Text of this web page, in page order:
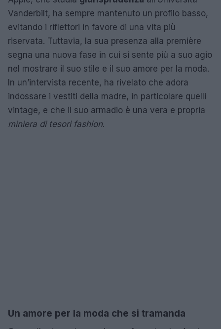
Vanderbilt, ha sempre mantenuto un profilo basso,
evitando i riflettori in favore di una vita più
riservata. Tuttavia, la sua presenza alla première
segna una nuova fase in cui si sente più a suo agio
nel mostrare il suo stile e il suo amore per la moda.
In un’intervista recente, ha rivelato che adora
indossare i vestiti della madre, in particolare quelli
vintage, e che il suo armadio è una vera e propria
miniera di tesori fashion.
Un amore per la moda che si tramanda